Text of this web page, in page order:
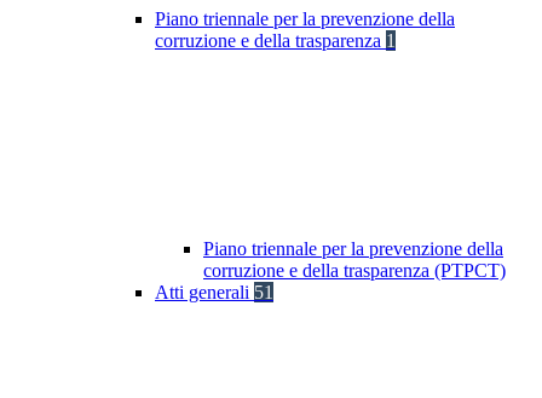
Piano triennale per la prevenzione della
corruzione e della trasparenza 1
Piano triennale per la prevenzione della
corruzione e della trasparenza (PTPCT)
Atti generali 51